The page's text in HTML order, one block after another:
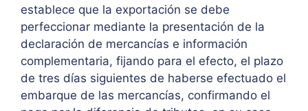
establece que la exportación se debe
perfeccionar mediante la presentación de la
declaración de mercancías e información
complementaria, fijando para el efecto, el plazo
de tres días siguientes de haberse efectuado el
embarque de las mercancías, confirmando el